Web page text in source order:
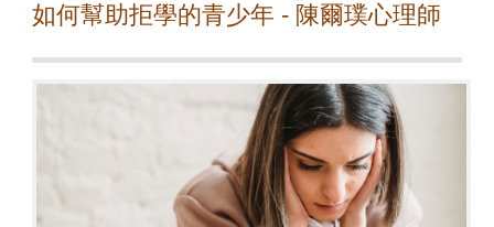
如何幫助拒學的青少年 - 陳爾璞心理師